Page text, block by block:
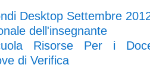
Desktop Settembre
dell'insegnante
Risorse Per i
di Verifica